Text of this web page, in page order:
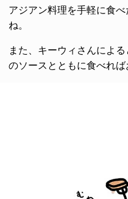
アジアン料理を手軽に食
ね。
また、キーウィさんによ
のソースとともに食べれば